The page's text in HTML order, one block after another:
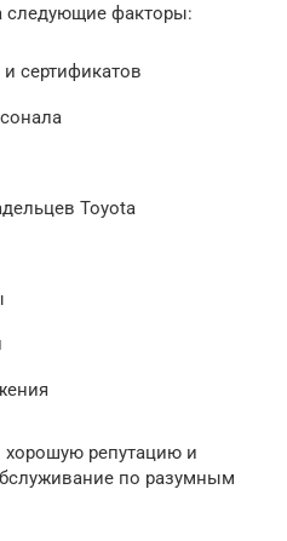
следующие факторы:
сертификатов
Toyota
репутацию и
по разумным